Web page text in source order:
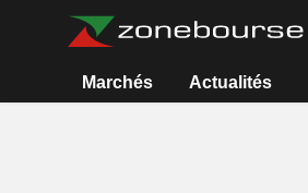
Marchés Actualités